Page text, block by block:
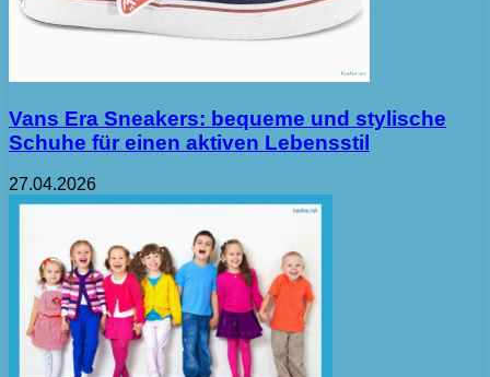
Vans Era Sneakers: bequeme und stylische
Schuhe für einen aktiven Lebensstil
27.04.2026